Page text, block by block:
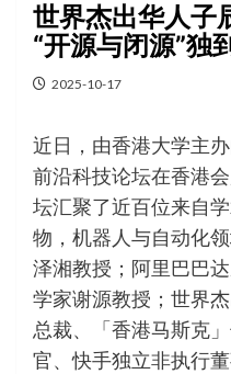
世界杰出华人子
“开源与闭源”独
2025-10-17
近日，由香港大学主
前沿科技论坛在香港
坛汇聚了近百位来自
物，机器人与自动化
泽湘教授；阿里巴巴
学家谢源教授；世界
总裁、「香港马斯克
官、快手独立非执行